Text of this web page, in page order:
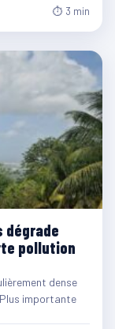
⏱ 3 min
dégrade
pollution
dense
importante